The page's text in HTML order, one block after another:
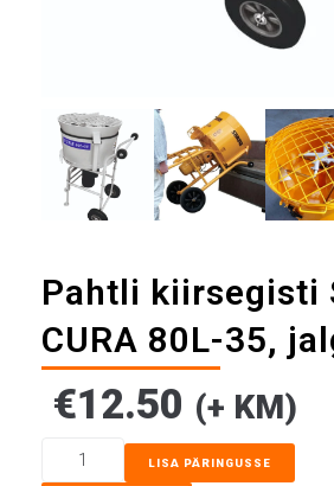
Pahtli kiirsegisti
CURA 80L-35,
€12.50 (+ KM)
LISA PÄRINGUSSE